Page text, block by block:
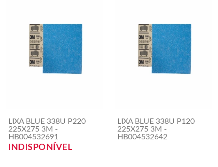
LIXA BLUE 338U P220
225X275 3M -
HB004532691
INDISPONÍVEL
LIXA BLUE 338U P120
225X275 3M -
HB004532642